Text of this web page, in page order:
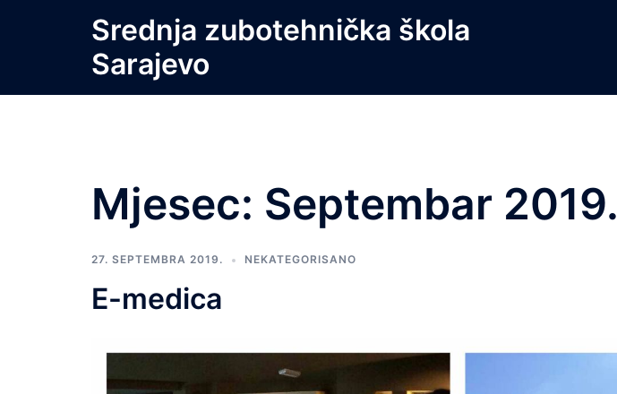
Srednja zubotehnička škola
Sarajevo
Mjesec: Septembar 2019.
27. SEPTEMBRA 2019. NEKATEGORISANO
E-medica